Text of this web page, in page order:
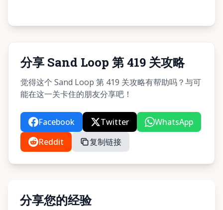
分享 Sand Loop 第 419 关攻略
觉得这个 Sand Loop 第 419 关攻略有帮助吗？与可
能在这一关卡住的朋友分享吧！
Facebook Twitter
WhatsApp
Reddit
复制链接
分享您的经验